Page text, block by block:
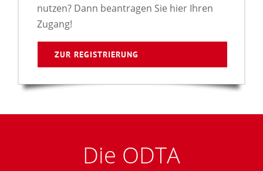
nutzen? Dann beantragen Sie hier Ihren
Zugang!
ZUR REGISTRIERUNG
Die ODTA